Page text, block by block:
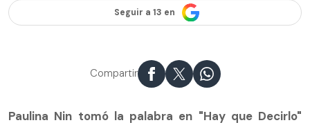
Seguir a 13 en
Compartir
Paulina Nin tomó la palabra en "Hay que Decirlo"